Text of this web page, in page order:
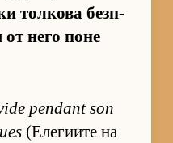
тол­кова без­п­
него поне
pendant son
(Е­ле­ги­ите на